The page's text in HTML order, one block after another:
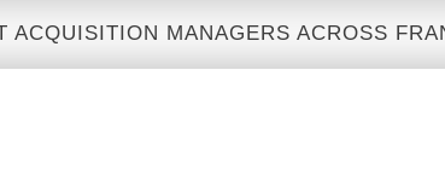
MANAGERS ACROSS FRANCE AND